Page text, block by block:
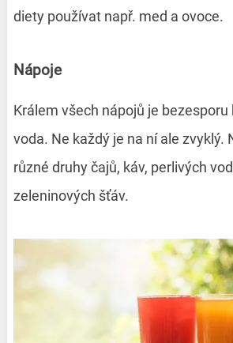
diety používat např. med a ovoce.
Nápoje
Králem všech nápojů je bezesporu
voda. Ne každý je na ní ale zvyklý.
různé druhy čajů, káv, perlivých
zeleninových šťáv.